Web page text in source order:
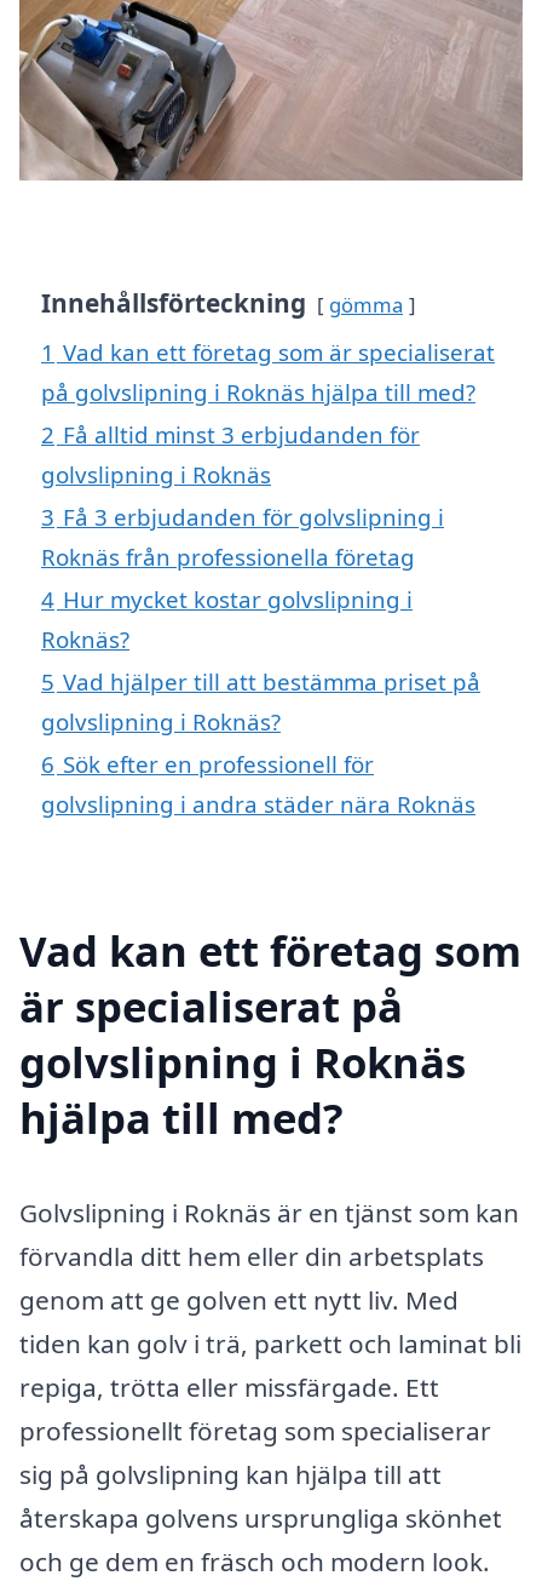
Innehållsförteckning gömma
1 Vad kan ett företag som är specialiserat
på golvslipning i Roknäs hjälpa till med?
2 Få alltid minst 3 erbjudanden för
golvslipning i Roknäs
3 Få 3 erbjudanden för golvslipning i
Roknäs från professionella företag
4 Hur mycket kostar golvslipning i
Roknäs?
5 Vad hjälper till att bestämma priset på
golvslipning i Roknäs?
6 Sök efter en professionell för
golvslipning i andra städer nära Roknäs
Vad kan ett företag som
är specialiserat på
golvslipning i Roknäs
hjälpa till med?
Golvslipning i Roknäs är en tjänst som kan
förvandla ditt hem eller din arbetsplats
genom att ge golven ett nytt liv. Med
tiden kan golv i trä, parkett och laminat bli
repiga, trötta eller missfärgade. Ett
professionellt företag som specialiserar
sig på golvslipning kan hjälpa till att
återskapa golvens ursprungliga skönhet
och ge dem en fräsch och modern look.